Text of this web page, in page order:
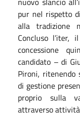
pur nel rispetto
alla tradizione
Concluso
concessione
candidato – di
Pironi, ritenendo
di gestione
proprio sulla
attraverso